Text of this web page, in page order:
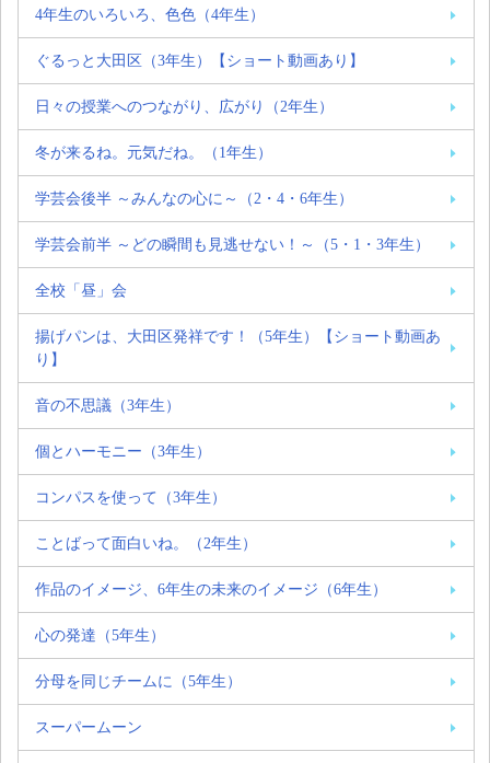
4年生のいろいろ、色色（4年生）
ぐるっと大田区（3年生）【ショート動画あり】
日々の授業へのつながり、広がり（2年生）
冬が来るね。元気だね。（1年生）
学芸会後半 ～みんなの心に～（2・4・6年生）
学芸会前半 ～どの瞬間も見逃せない！～（5・1・3年生）
全校「昼」会
揚げパンは、大田区発祥です！（5年生）【ショート動画あ
り】
音の不思議（3年生）
個とハーモニー（3年生）
コンパスを使って（3年生）
ことばって面白いね。（2年生）
作品のイメージ、6年生の未来のイメージ（6年生）
心の発達（5年生）
分母を同じチームに（5年生）
スーパームーン